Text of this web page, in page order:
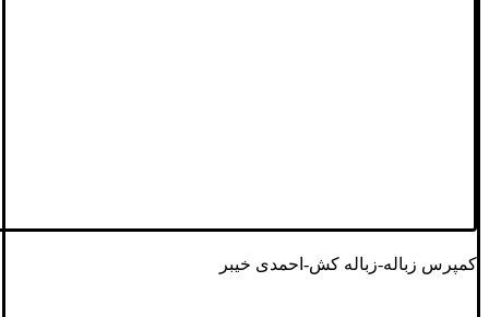
کمپرس زباله-زباله کش-احمدی خیبر